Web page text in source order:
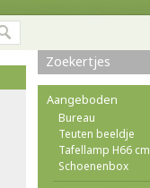
Zoekertjes
Aangeboden
Bureau
Teuten beeldje
Tafellamp H66 cm
Schoenenbox